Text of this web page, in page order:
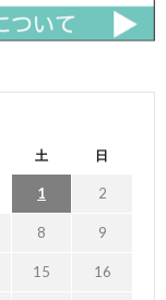
土 日
1 2
8 9
15 16